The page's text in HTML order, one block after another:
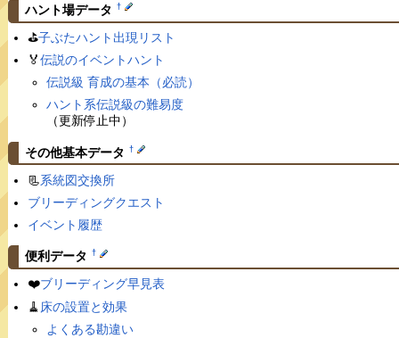
ハント場データ †
⛳️子ぶたハント出現リスト
🏅伝説のイベントハント
伝説級 育成の基本（必読）
ハント系伝説級の難易度
（更新停止中）
その他基本データ †
📃系統図交換所
ブリーディングクエスト
イベント履歴
便利データ †
❤️ブリーディング早見表
🧹 床の設置と効果
よくある勘違い